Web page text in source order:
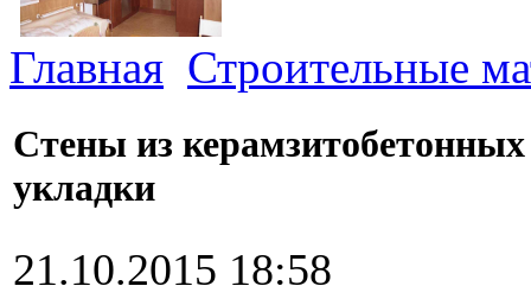
Главная Строительные
Стены из
укладки
21.10.2015 18:58